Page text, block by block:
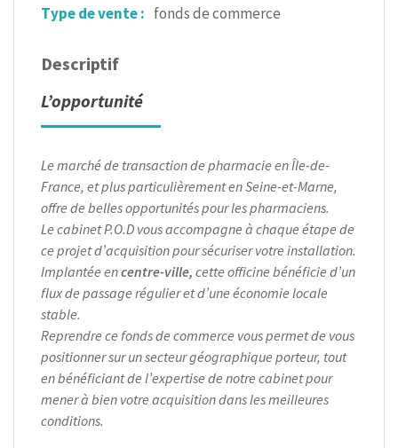
Type de vente : fonds de commerce
Descriptif
L’opportunité
Le marché de transaction de pharmacie en Île-de-
France, et plus particulièrement en Seine-et-Marne,
offre de belles opportunités pour les pharmaciens.
Le cabinet P.O.D vous accompagne à chaque étape de
ce projet d’acquisition pour sécuriser votre installation.
Implantée encentre-ville, cette officine bénéficie d’un
flux de passage régulier et d’une économie locale
stable.
Reprendre ce fonds de commerce vous permet de vous
positionner sur un secteur géographique porteur, tout
en bénéficiant de l’expertise de notre cabinet pour
mener à bien votre acquisition dans les meilleures
conditions.